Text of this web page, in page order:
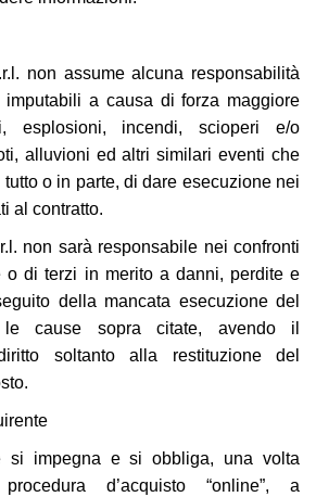
non assume alcuna responsabilità
a causa di forza maggiore
esplosioni, incendi, scioperi e/o
alluvioni ed altri similari eventi che
o in parte, di dare esecuzione nei
al contratto.
non sarà responsabile nei confronti
o di terzi in merito a danni, perdite e
della mancata esecuzione del
le cause sopra citate, avendo il
soltanto alla restituzione del
si impegna e si obbliga, una volta
d’acquisto “online”, a